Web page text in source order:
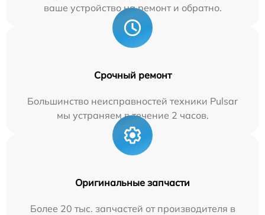
ваше устройство на ремонт и обратно.
Срочный ремонт
Большинство неисправностей техники Pulsar
мы устраняем в течение 2 часов.
Оригинальные запчасти
Более 20 тыс. запчастей от производителя в